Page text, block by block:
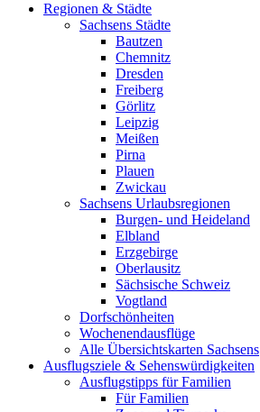
Regionen & Städte
Sachsens Städte
Bautzen
Chemnitz
Dresden
Freiberg
Görlitz
Leipzig
Meißen
Pirna
Plauen
Zwickau
Sachsens Urlaubsregionen
Burgen- und Heideland
Elbland
Erzgebirge
Oberlausitz
Sächsische Schweiz
Vogtland
Dorfschönheiten
Wochenendausflüge
Alle Übersichtskarten Sachsens
Ausflugsziele & Sehenswürdigkeiten
Ausflugstipps für Familien
Für Familien